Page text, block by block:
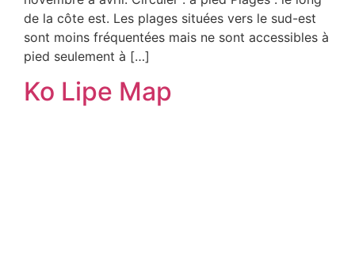
de la côte est. Les plages situées vers le sud-est
sont moins fréquentées mais ne sont accessibles à
pied seulement à […]
Ko Lipe Map